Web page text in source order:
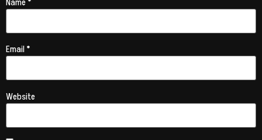
Email*
Website